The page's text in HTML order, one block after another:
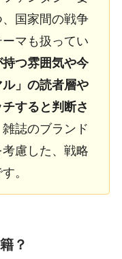
国家間の戦争
マも扱ってい
つ雰囲気や今
」の読者層や
すると判断さ
誌のブランド
慮した、戦略
。
？